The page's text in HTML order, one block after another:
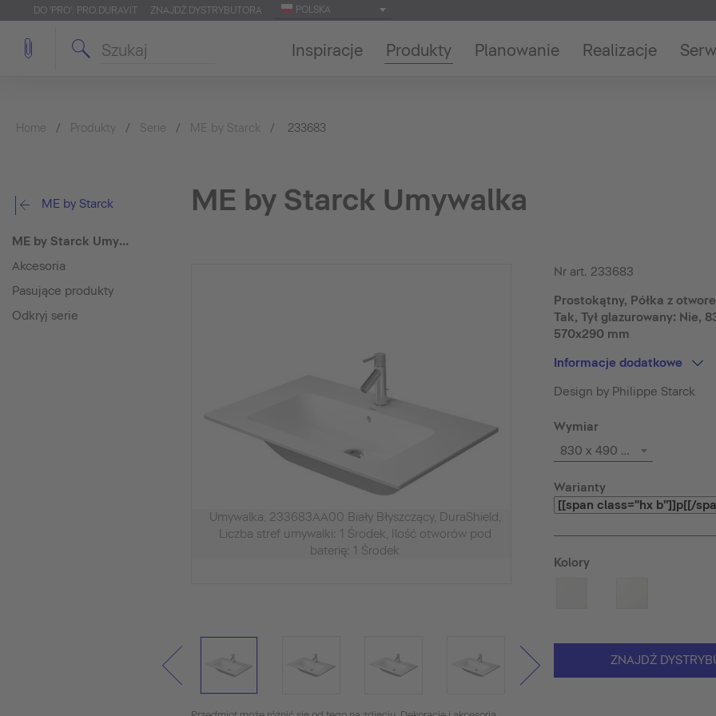
DO 'PRO': PRO.DURAVIT ZNAJDŹ DYSTRYBUTORA POLSKA
Inspiracje Produkty Planowanie Realizacje
Home Produkty Serie ME by Starck 233683
ME by Starck
ME by Starck Umywalka
Akcesoria
Pasujące produkty
Odkryj serie
ME by Starck Umywalka
Umywalka, 233683AA00 Biały Błyszczący, DuraShield,
Liczba stref umywalki: 1 Środek, Ilość otworów pod
baterię: 1 Środek
Nr art. 233683
Prostokątny, Półka z
Tak, Tył glazurowany: Nie,
570x290 mm
Informacje dodatkowe
Design by Philippe Starck
Wymiar
830 x 490 mm
Warianty
Kolory
ZNAJDŹ